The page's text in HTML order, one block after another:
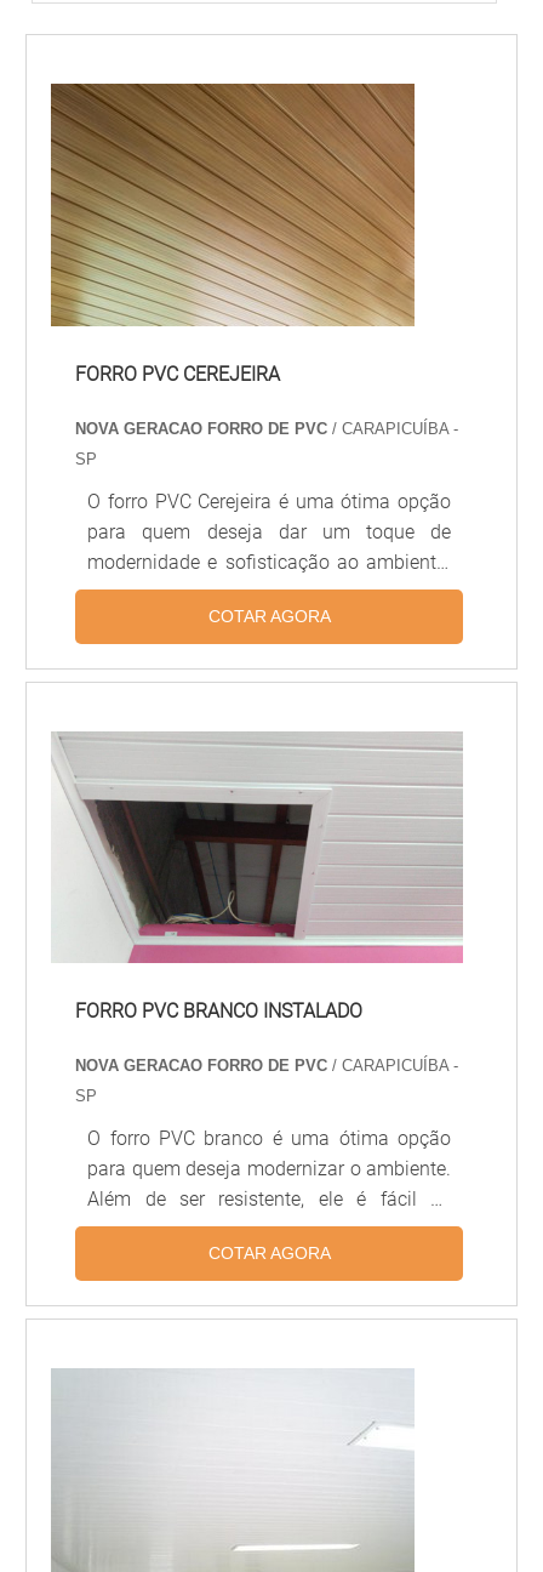
FORRO PVC CEREJEIRA
NOVA GERACAO FORRO DE PVC/ CARAPICUÍBA -
SP
O forro PVC Cerejeira é uma ótima opção
para quem deseja dar um toque de
modernidade e sofisticação ao ambiente.
Além de ser resistente, o forro PVC
Cerejeira é fácil de limpar e possui uma
permitindo que você crie um ambiente
Cerejeira é a escolha ideal para quem
deseja um acabamento de qualidade e
durabilidade.
COTAR AGORA
FORRO PVC BRANCO INSTALADO
NOVA GERACAO FORRO DE PVC/ CARAPICUÍBA -
SP
O forro PVC branco é uma ótima opção
para quem deseja modernizar o ambiente.
Além de ser resistente, ele é fácil de
instalar e possui diversas opções de cores
e texturas. O forro PVC branco é ideal para
ambiente, pois é resistente a umidade,
desde salas de estar até banheiros.
COTAR AGORA